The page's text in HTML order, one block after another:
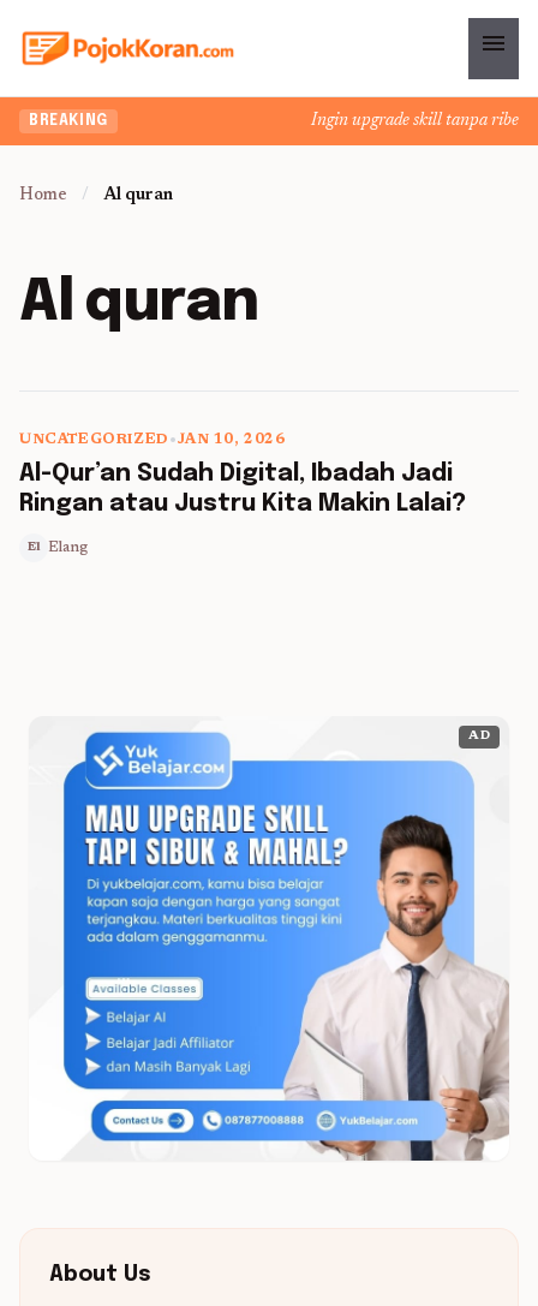
menu
BREAKING Ingin upgrade skill tanpa ribet?
Home / Al quran
Al quran
5 min read
UNCATEGORIZED •JAN 10, 2026
Al-Qur’an Sudah Digital, Ibadah Jadi
Ringan atau Justru Kita Makin Lalai?
El Elang
AD
About Us